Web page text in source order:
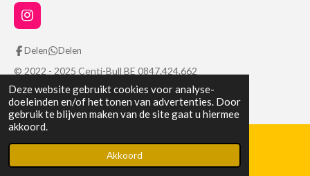
Deze website gebruikt cookies voor analyse-
doeleinden en/of het tonen van advertenties. Door
gebruik te blijven maken van de site gaat u hiermee
akkoord.
Akkoord
I
n
s
t
a
r
a
m
Delen Delen
© 2022 - 2025 Centi-Bull BE 0847.424.662
Powered byJouwWeb
WhatsApp